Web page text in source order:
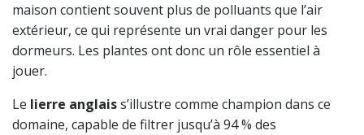
maison contient souvent plus de polluants que l’air
extérieur, ce qui représente un vrai danger pour les
dormeurs. Les plantes ont donc un rôle essentiel à
jouer.
Le lierre anglaiss’illustre comme champion dans ce
domaine, capable de filtrer jusqu’à 94 % des